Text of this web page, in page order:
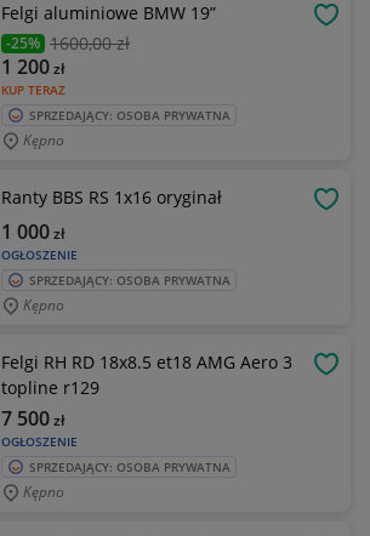
Felgi aluminiowe BMW 19”
-25% 1600,00 zł
KUP TERAZ
1 200zł
SPRZEDAJĄCY: OSOBA PRYWATNA
Kępno
Ranty BBS RS 1x16 oryginał
OGŁOSZENIE
1 000zł
SPRZEDAJĄCY: OSOBA PRYWATNA
Kępno
Felgi RH RD 18x8.5 et18 AMG Aero 3
topline r129
OGŁOSZENIE
7 500zł
SPRZEDAJĄCY: OSOBA PRYWATNA
Kępno